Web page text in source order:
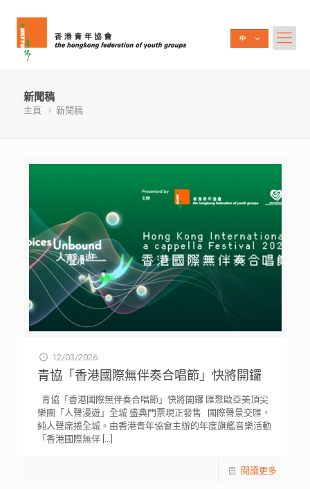
新聞稿
主頁 新聞稿
12/03/2026
青協「香港國際無伴奏合唱節」快將開鑼
青協「香港國際無伴奏合唱節」快將開鑼 匯聚歐亞美頂尖
樂團「人聲漫遊」全城 盛典門票現正發售 國際聲景交匯，
純人聲席捲全城。由香港青年協會主辦的年度旗艦音樂活動
「香港國際無伴[…]
閱讀更多